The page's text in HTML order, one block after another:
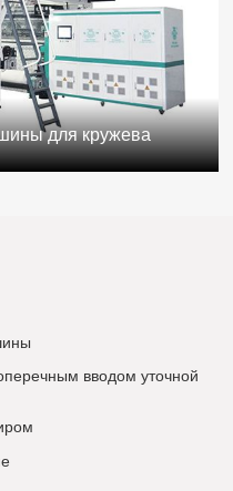
для кружева
вводом уточной